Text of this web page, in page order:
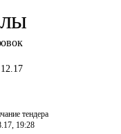
тендера
19:28